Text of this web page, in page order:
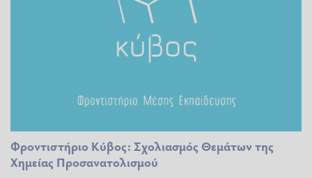
Φροντιστήριο Κύβος: Σχολιασμός Θεμάτων της
Χημείας Προσανατολισμού